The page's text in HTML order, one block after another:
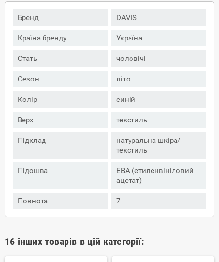
Бренд DAVIS
Країна бренду Україна
Стать чоловічі
Сезон літо
Колір синій
Верх текстиль
Підклад
натуральна шкіра/
текстиль
Підошва
ЕВА (етиленвініловий
ацетат)
Повнота 7
16 інших товарів в цій категорії: